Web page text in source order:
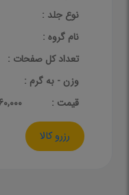
نوع جلد :
نام گروه :
تعداد کل صفحات :
وزن - به گرم :
قيمت :
60,000
رزرو کالا